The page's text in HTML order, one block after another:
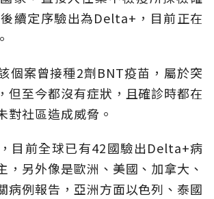
續定序驗出為Delta+，目前正在
個案曾接種2劑BNT疫苗，屬於突
但至今都沒有症狀，且確診時都在
對社區造成威脅。
目前全球已有42國驗出Delta+病
，另外像是歐洲、美國、加拿大、
病例報告，亞洲方面以色列、泰國